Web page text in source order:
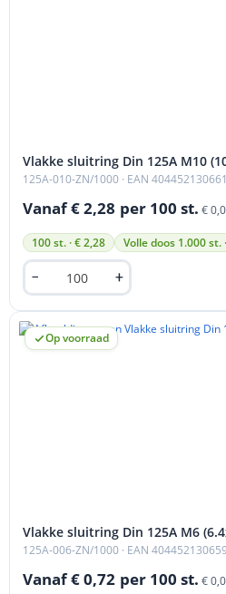
Vlakke sluitring Din 125A M10
125A-010-ZN/1000 · EAN
Vanaf € 2,28 per 100 st. €
100 st. · € 2,28 Volle doos 1.000 st.
Op voorraad
Vlakke sluitring Din 125A M6
125A-006-ZN/1000 · EAN
Vanaf € 0,72 per 100 st. €